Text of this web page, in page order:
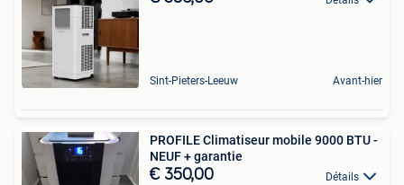
Sint-Pieters-Leeuw Avant-hier
PROFILE Climatiseur mobile 9000 BTU -
NEUF + garantie
€ 350,00 Détails